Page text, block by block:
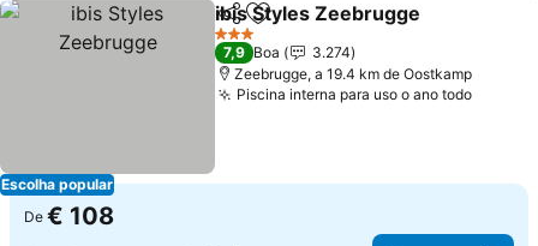
Escolha popular
PartilharAdicionar aos favoritos
ibis Styles Zeebrugge
3 Estrelas
7,9 Boa
3.274
Zeebrugge, a 19.4 km de Oostkamp
Piscina interna para uso o ano todo
De € 108